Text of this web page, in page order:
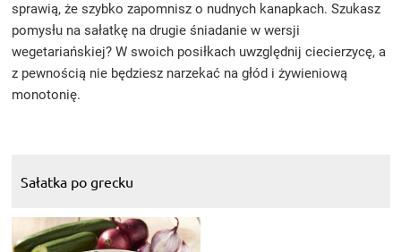
sprawią, że szybko zapomnisz o nudnych kanapkach. Szukasz
pomysłu na sałatkę na drugie śniadanie w wersji
wegetariańskiej? W swoich posiłkach uwzględnij ciecierzycę, a
z pewnością nie będziesz narzekać na głód i żywieniową
monotonię.
Sałatka po grecku